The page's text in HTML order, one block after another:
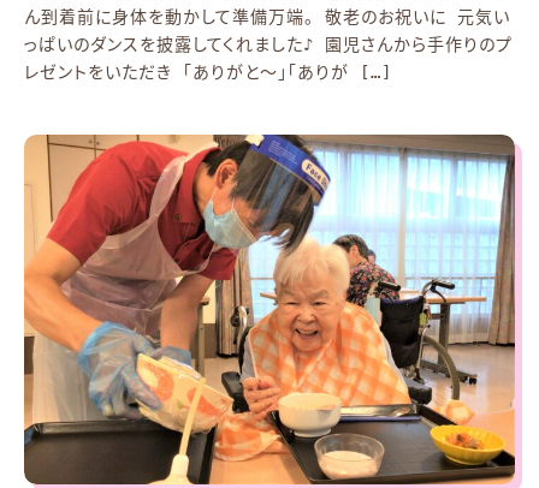
ん到着前に身体を動かして準備万端。 敬老のお祝いに 元気い
っぱいのダンスを披露してくれました♪ 園児さんから手作りのプ
レゼントをいただき 「ありがと～」「ありが […]